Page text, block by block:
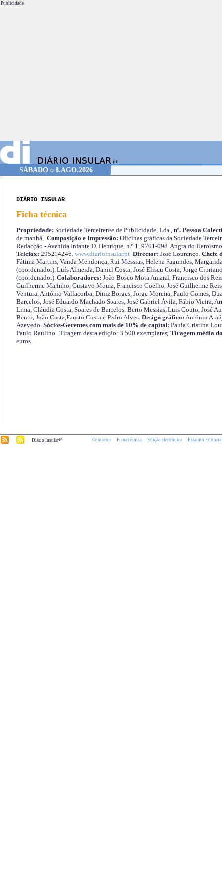
Publicidade.
SÁBADOo 8.AGO.2026
DIÁRIO INSULAR
Ficha técnica
Propriedade: Sociedade Terceirense de Publicidade, Lda., nº. Pessoa
de manhã, Composição e Impressão: Oficinas gráficas da Sociedade
Redacção - Avenida Infante D. Henrique, n.º 1, 9701-098 Angra do
Telefax: 295214246. www.diarioinsular.pt Director: José Lourenço. Chefe
Fátima Martins, Vanda Mendonça, Rui Messias, Helena Fagundes,
(coordenador), Luís Almeida, Daniel Costa, José Eliseu Costa, Jorge
(coordenador). Colaboradores: João Bosco Mota Amaral, Francisco dos
Guilherme Marinho, Gustavo Moura, Francisco Coelho, José Guilherme
Ventura, António Vallacorba, Diniz Borges, Jorge Moreira, Paulo Gomes,
Barcelos, José Eduardo Machado Soares, José Gabriel Ávila, Fábio Vieira,
Lima, Cláudia Costa, Soares de Barcelos, Berto Messias, Luis Couto, José
Bento, João Costa,Fausto Costa e Pedro Alves. Design gráfico: António
Azevedo. Sócios-Gerentes com mais de 10% de capital: Paula Cristina
Paulo Raulino. Tiragem desta edição: 3.500 exemplares; Tiragem média
euros.
Diário Insular.pt Contactos Ficha técnica Edição electrónica Estatuto Editorial